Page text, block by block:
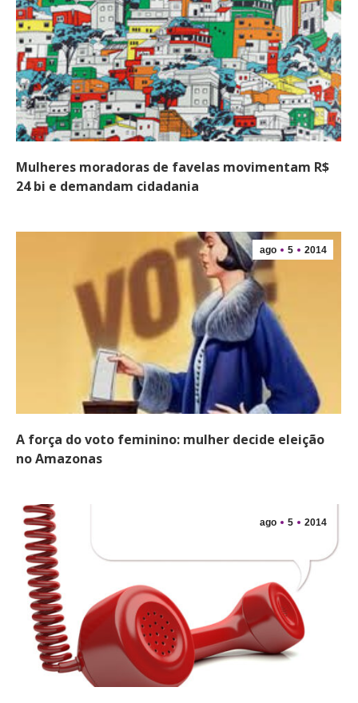
Mulheres moradoras de favelas movimentam R$
24 bi e demandam cidadania
ago 5 2014
A força do voto feminino: mulher decide eleição
no Amazonas
ago 5 2014